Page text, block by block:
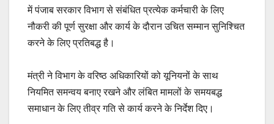
में पंजाब सरकार विभाग से संबंधित प्रत्येक कर्मचारी के लिए
नौकरी की पूर्ण सुरक्षा और कार्य के दौरान उचित सम्मान सुनिश्चित
करने के लिए प्रतिबद्ध है।
मंत्री ने विभाग के वरिष्ठ अधिकारियों को यूनियनों के साथ
नियमित समन्वय बनाए रखने और लंबित मामलों के समयबद्ध
समाधान के लिए तीव्र गति से कार्य करने के निर्देश दिए।